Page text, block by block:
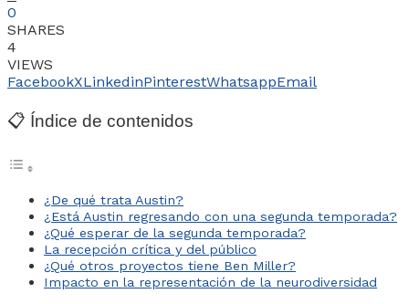
0
SHARES
4
VIEWS
FacebookXLinkedinPinterestWhatsappEmail
📋 Índice de contenidos
¿De qué trata Austin?
¿Está Austin regresando con una segunda temporada?
¿Qué esperar de la segunda temporada?
La recepción crítica y del público
¿Qué otros proyectos tiene Ben Miller?
Impacto en la representación de la neurodiversidad